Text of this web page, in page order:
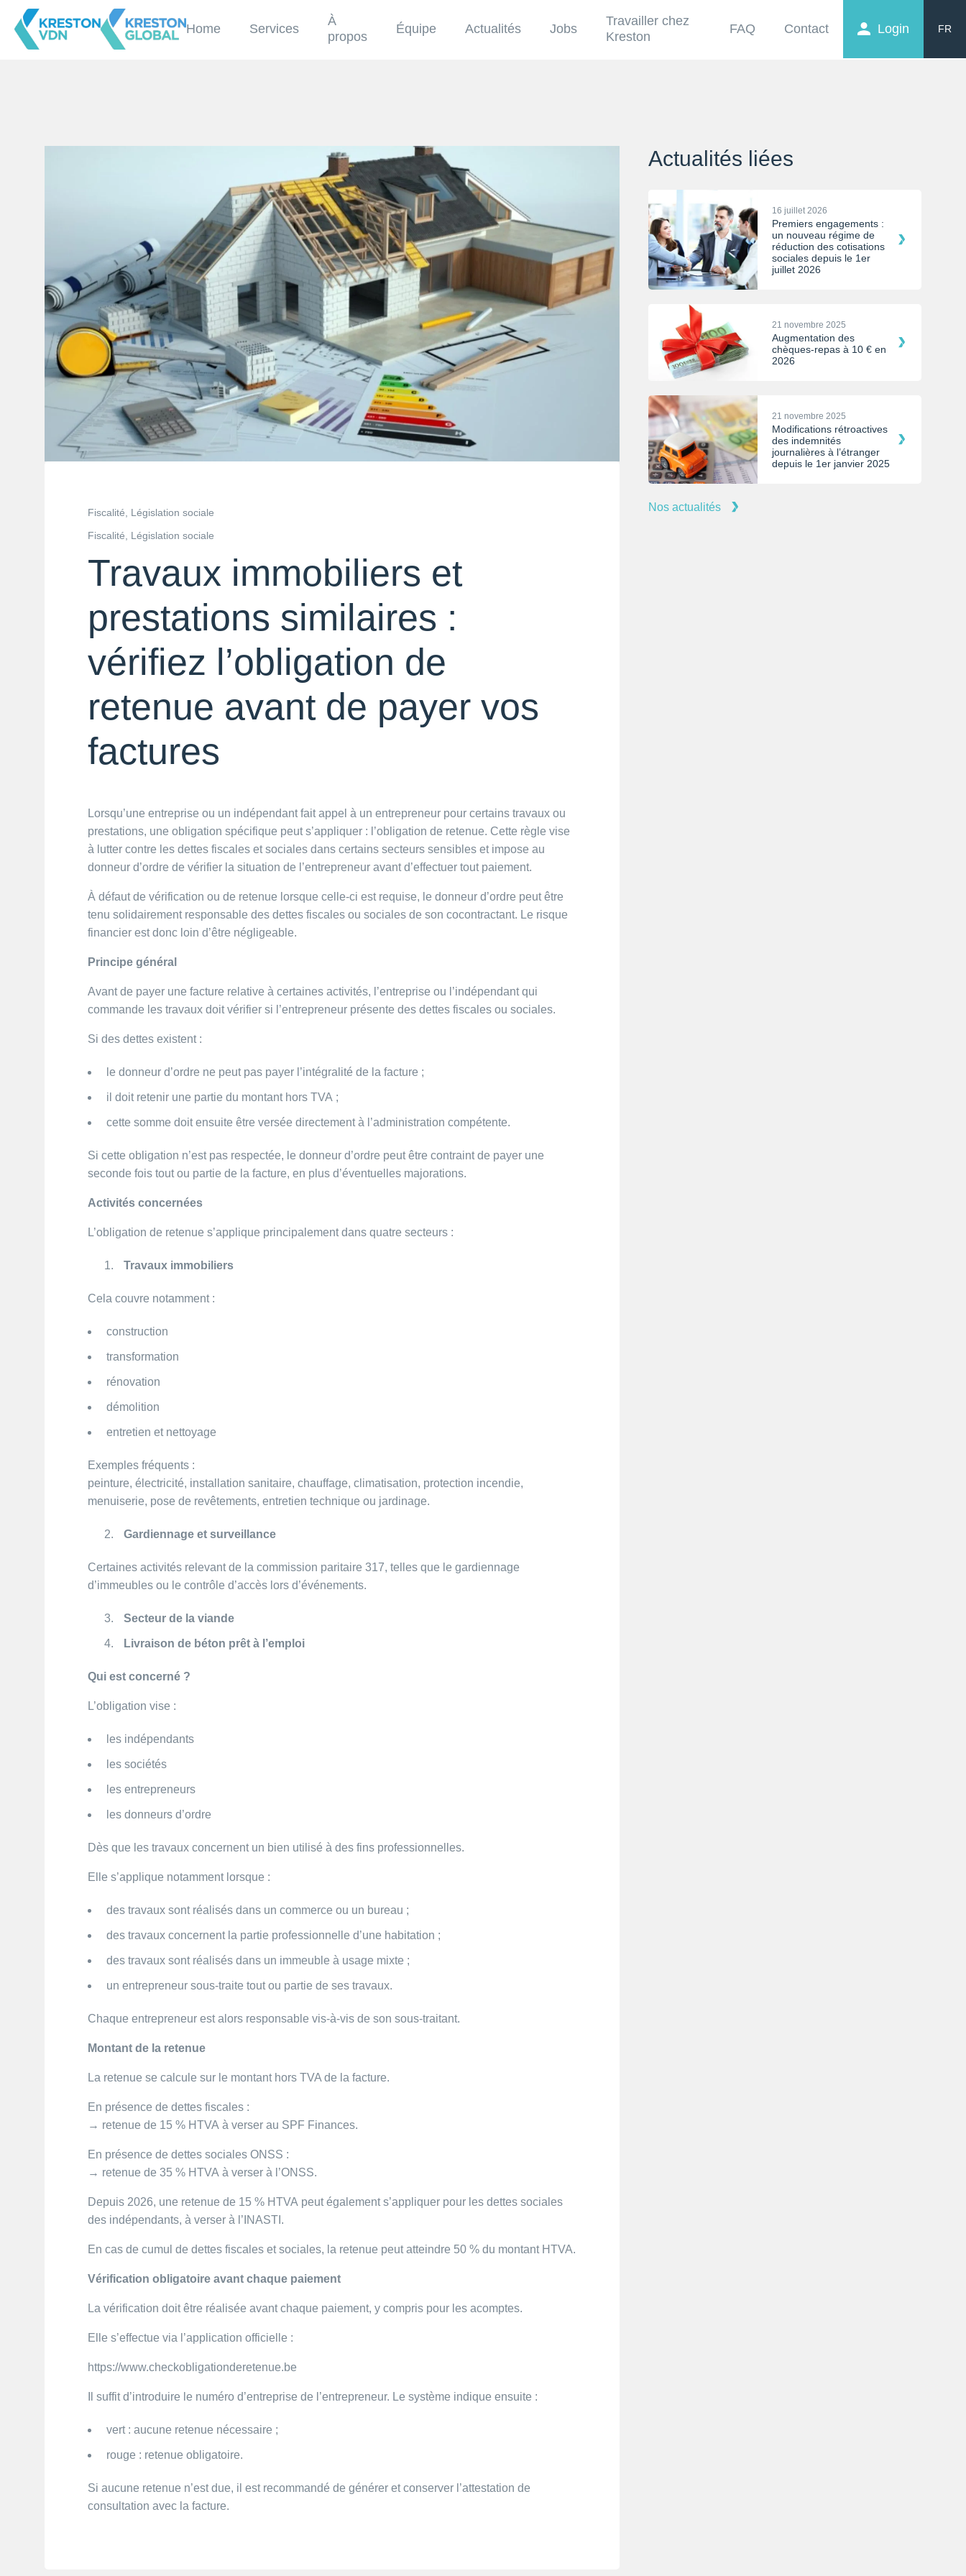
Home Services
À
propos
Équipe Actualités Jobs
Travailler chez
Kreston
FAQ Contact Login
FR
Fiscalité, Législation sociale
Fiscalité, Législation sociale
Travaux immobiliers et
prestations similaires :
vérifiez l’obligation de
retenue avant de payer vos
factures
Lorsqu’une entreprise ou un indépendant fait appel à un entrepreneur pour certains travaux ou
prestations, une obligation spécifique peut s’appliquer : l’obligation de retenue. Cette règle vise
à lutter contre les dettes fiscales et sociales dans certains secteurs sensibles et impose au
donneur d’ordre de vérifier la situation de l’entrepreneur avant d’effectuer tout paiement.
À défaut de vérification ou de retenue lorsque celle-ci est requise, le donneur d’ordre peut être
tenu solidairement responsable des dettes fiscales ou sociales de son cocontractant. Le risque
financier est donc loin d’être négligeable.
Principe général
Avant de payer une facture relative à certaines activités, l’entreprise ou l’indépendant qui
commande les travaux doit vérifier si l’entrepreneur présente des dettes fiscales ou sociales.
Si des dettes existent :
le donneur d’ordre ne peut pas payer l’intégralité de la facture ;
il doit retenir une partie du montant hors TVA ;
cette somme doit ensuite être versée directement à l’administration compétente.
Si cette obligation n’est pas respectée, le donneur d’ordre peut être contraint de payer une
seconde fois tout ou partie de la facture, en plus d’éventuelles majorations.
Activités concernées
L’obligation de retenue s’applique principalement dans quatre secteurs :
Travaux immobiliers
Cela couvre notamment :
construction
transformation
rénovation
démolition
entretien et nettoyage
Exemples fréquents :
peinture, électricité, installation sanitaire, chauffage, climatisation, protection incendie,
menuiserie, pose de revêtements, entretien technique ou jardinage.
Gardiennage et surveillance
Certaines activités relevant de la commission paritaire 317, telles que le gardiennage
d’immeubles ou le contrôle d’accès lors d’événements.
Secteur de la viande
Livraison de béton prêt à l’emploi
Qui est concerné ?
L’obligation vise :
les indépendants
les sociétés
les entrepreneurs
les donneurs d’ordre
Dès que les travaux concernent un bien utilisé à des fins professionnelles.
Elle s’applique notamment lorsque :
des travaux sont réalisés dans un commerce ou un bureau ;
des travaux concernent la partie professionnelle d’une habitation ;
des travaux sont réalisés dans un immeuble à usage mixte ;
un entrepreneur sous-traite tout ou partie de ses travaux.
Chaque entrepreneur est alors responsable vis-à-vis de son sous-traitant.
Montant de la retenue
La retenue se calcule sur le montant hors TVA de la facture.
En présence de dettes fiscales :
→ retenue de 15 % HTVA à verser au SPF Finances.
En présence de dettes sociales ONSS :
→ retenue de 35 % HTVA à verser à l’ONSS.
Depuis 2026, une retenue de 15 % HTVA peut également s’appliquer pour les dettes sociales
des indépendants, à verser à l’INASTI.
En cas de cumul de dettes fiscales et sociales, la retenue peut atteindre 50 % du montant HTVA.
Vérification obligatoire avant chaque paiement
La vérification doit être réalisée avant chaque paiement, y compris pour les acomptes.
Elle s’effectue via l’application officielle :
https://www.checkobligationderetenue.be
Il suffit d’introduire le numéro d’entreprise de l’entrepreneur. Le système indique ensuite :
vert : aucune retenue nécessaire ;
rouge : retenue obligatoire.
Si aucune retenue n’est due, il est recommandé de générer et conserver l’attestation de
consultation avec la facture.
Actualités liées
16 juillet 2026
Premiers engagements :
un nouveau régime de
réduction des cotisations
sociales depuis le 1er
juillet 2026
21 novembre 2025
Augmentation des
chèques-repas à 10 € en
2026
21 novembre 2025
Modifications rétroactives
des indemnités
journalières à l’étranger
depuis le 1er janvier 2025
Nos actualités